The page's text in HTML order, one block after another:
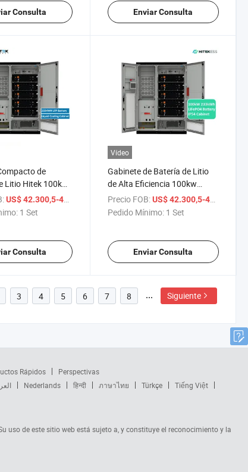
Baterías
Consulta Enviar Consulta
de
Litio Hitek 100kw
400kwh 600kwh
Líquida y
US$ 42.300,5-49.991,5
/ Set
1 Set
Consulta
Vídeo
Gabinete de Batería de Litio
de Alta Eficiencia 100kw
232kwh 261kwh con
Refrigeración Líquida y
Precio FOB: US$ 42.300,5-49.991,5
Pedido Mínimo: 1 Set
Enviar Consulta
3 4 5 6 7 8 Siguiente
Rápidos
Perspectivas
Nederlands हिन्दी ภาษาไทย Türkçe
Tiếng Việt
uso de este sitio web está sujeto a, y constituye el reconocimiento y la